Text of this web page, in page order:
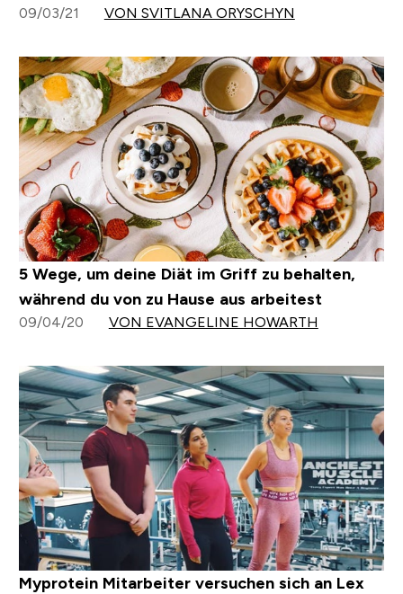
09/03/21 VON SVITLANA ORYSCHYN
5 Wege, um deine Diät im Griff zu behalten,
während du von zu Hause aus arbeitest
09/04/20 VON EVANGELINE HOWARTH
Myprotein Mitarbeiter versuchen sich an Lex